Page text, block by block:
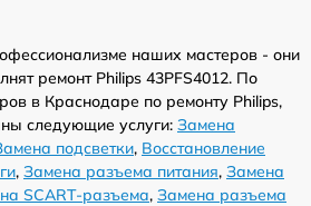
наших мастеров - они
ремонт Philips 43PFS4012. По
в Краснодаре по ремонту Philips,
следующие услуги: Замена
подсветки, Восстановление
, Замена разъема питания, Замена
SCART-разъема, Замена разъема